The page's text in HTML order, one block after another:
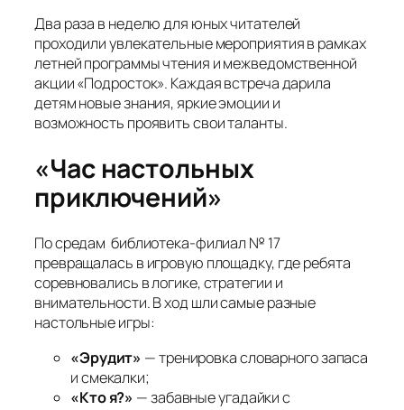
Два раза в неделю для юных читателей
проходили увлекательные мероприятия в рамках
летней программы чтения и межведомственной
акции «Подросток». Каждая встреча дарила
детям новые знания, яркие эмоции и
возможность проявить свои таланты.
«Час настольных
приключений»
По средам библиотека-филиал № 17
превращалась в игровую площадку, где ребята
соревновались в логике, стратегии и
внимательности. В ход шли самые разные
настольные игры:
«Эрудит» — тренировка словарного запаса
и смекалки;
«Кто я?» — забавные угадайки с